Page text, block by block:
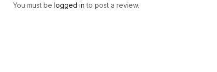
You must be logged in to post a review.